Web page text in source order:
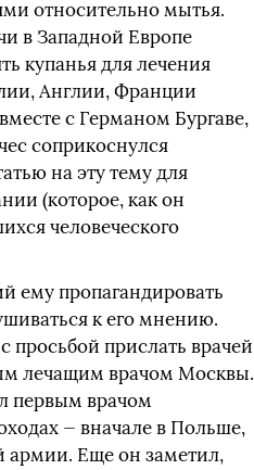
относительно мытья.
в Западной Европе
купанья для лечения
Англии, Франции
с Германом Бургаве,
соприкоснулся
на эту тему для
(которое, как он
человеческого
ему пропагандировать
к его мнению.
просьбой прислать врачей
лечащим врачом Москвы.
первым врачом
— вначале в Польше,
армии. Еще он заметил,